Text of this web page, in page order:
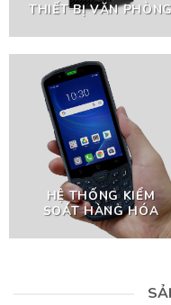
THIẾT BỊ VĂN PHÒNG
HỆ THỐNG KIỂM
SOÁT HÀNG HÓA